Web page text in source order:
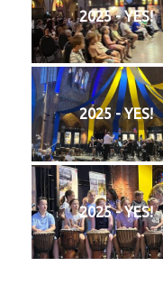
2025 - YES!
2025 - YES!
2025 - YES!